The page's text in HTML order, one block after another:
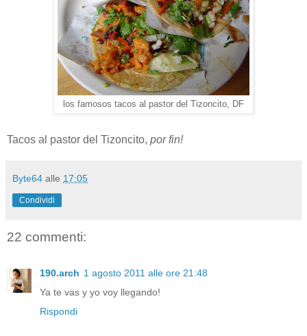
los famosos tacos al pastor del Tizoncito, DF
Tacos al pastor del Tizoncito, por fin!
Byte64 alle 17:05
Condividi
22 commenti:
190.arch 1 agosto 2011 alle ore 21:48
Ya te vas y yo voy llegando!
Rispondi